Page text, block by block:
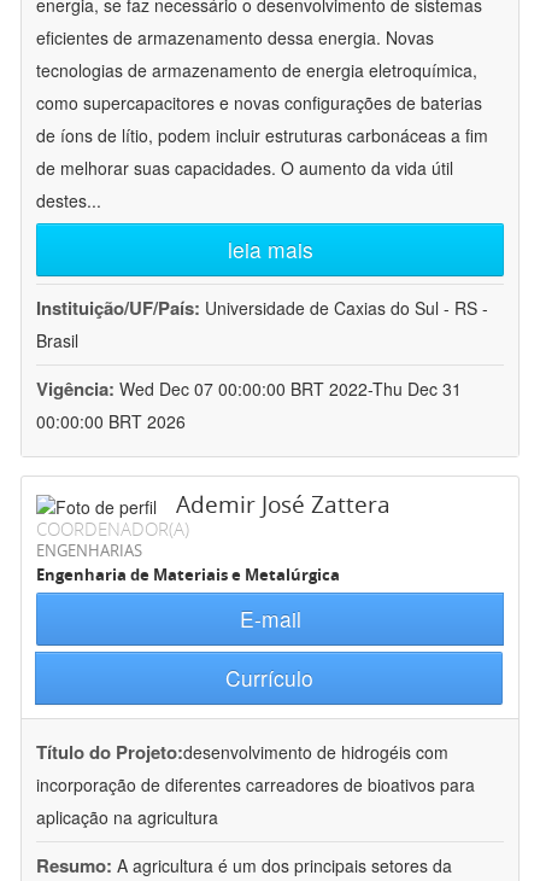
energia, se faz necessário o desenvolvimento de sistemas
eficientes de armazenamento dessa energia. Novas
tecnologias de armazenamento de energia eletroquímica,
como supercapacitores e novas configurações de baterias
de íons de lítio, podem incluir estruturas carbonáceas a fim
de melhorar suas capacidades. O aumento da vida útil
destes...
leia mais
Instituição/UF/País: Universidade de Caxias do Sul - RS -
Brasil
Vigência: Wed Dec 07 00:00:00 BRT 2022-Thu Dec 31
00:00:00 BRT 2026
Ademir José Zattera
COORDENADOR(A)
ENGENHARIAS
Engenharia de Materiais e Metalúrgica
E-mail
Currículo
Título do Projeto:desenvolvimento de hidrogéis com
incorporação de diferentes carreadores de bioativos para
aplicação na agricultura
Resumo: A agricultura é um dos principais setores da